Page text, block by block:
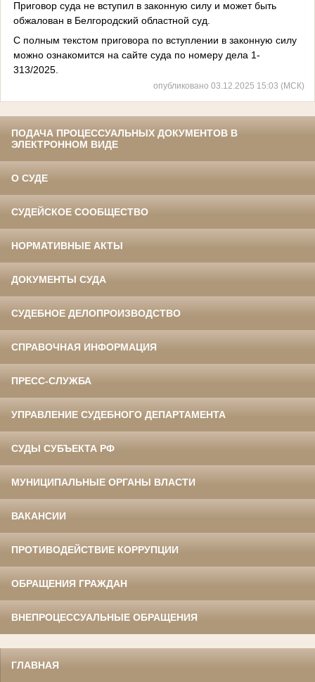
Приговор суда не вступил в законную силу и может быть
обжалован в Белгородский областной суд.
С полным текстом приговора по вступлении в законную силу
можно ознакомится на сайте суда по номеру дела 1-
313/2025.
опубликовано 03.12.2025 15:03 (МСК)
ПОДАЧА ПРОЦЕССУАЛЬНЫХ ДОКУМЕНТОВ В
ЭЛЕКТРОННОМ ВИДЕ
О СУДЕ
СУДЕЙСКОЕ СООБЩЕСТВО
НОРМАТИВНЫЕ АКТЫ
ДОКУМЕНТЫ СУДА
СУДЕБНОЕ ДЕЛОПРОИЗВОДСТВО
СПРАВОЧНАЯ ИНФОРМАЦИЯ
ПРЕСС-СЛУЖБА
УПРАВЛЕНИЕ СУДЕБНОГО ДЕПАРТАМЕНТА
СУДЫ СУБЪЕКТА РФ
МУНИЦИПАЛЬНЫЕ ОРГАНЫ ВЛАСТИ
ВАКАНСИИ
ПРОТИВОДЕЙСТВИЕ КОРРУПЦИИ
ОБРАЩЕНИЯ ГРАЖДАН
ВНЕПРОЦЕССУАЛЬНЫЕ ОБРАЩЕНИЯ
ГЛАВНАЯ